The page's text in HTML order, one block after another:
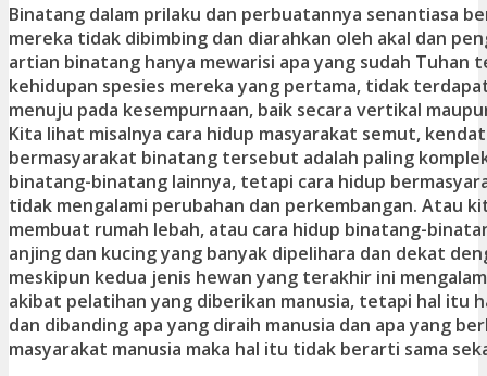
Binatang dalam prilaku dan perbuatannya senantiasa
mereka tidak dibimbing dan diarahkan oleh akal dan
artian binatang hanya mewarisi apa yang sudah Tuhan
kehidupan spesies mereka yang pertama, tidak
menuju pada kesempurnaan, baik secara vertikal
Kita lihat misalnya cara hidup masyarakat semut,
bermasyarakat binatang tersebut adalah paling
binatang-binatang lainnya, tetapi cara hidup
tidak mengalami perubahan dan perkembangan. Atau
membuat rumah lebah, atau cara hidup binatang-
anjing dan kucing yang banyak dipelihara dan dekat
meskipun kedua jenis hewan yang terakhir ini
akibat pelatihan yang diberikan manusia, tetapi hal itu
dan dibanding apa yang diraih manusia dan apa yang
masyarakat manusia maka hal itu tidak berarti sama